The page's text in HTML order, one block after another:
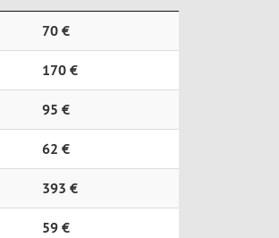
Keskihinta
70 €
170 €
95 €
62 €
393 €
59 €